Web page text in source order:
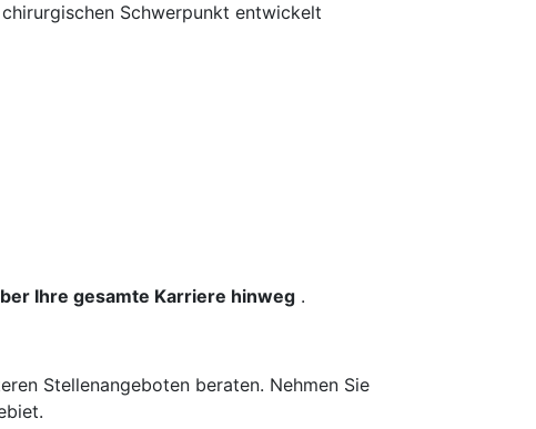
Schwerpunkt entwickelt
Ihre gesamte Karriere hinweg .
Stellenangeboten beraten. Nehmen Sie